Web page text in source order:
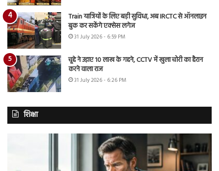
Train यात्रियों के लिए बड़ी सुविधा, अब IRCTC से ऑनलाइन
बुक कर सकेंगे एक्सेस लगेज
31 July 2026 - 6:59 PM
चूहे ने उड़ाए 10 लाख के गहने, CCTV में खुला चोरी का हैरान
करने वाला राज
31 July 2026 - 6:26 PM
शिक्षा